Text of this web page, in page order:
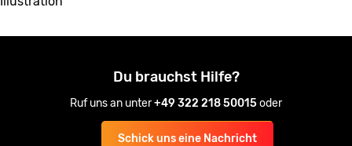
Du brauchst Hilfe?
Ruf uns an unter+49 322 218 50015oder
Schick uns eine Nachricht